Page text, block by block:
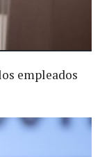
empleados